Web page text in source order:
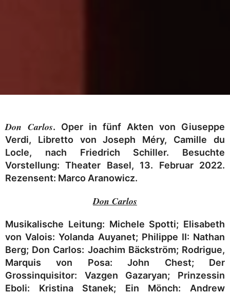
Don Carlos. Oper in fünf Akten von Giuseppe
Verdi, Libretto von Joseph Méry, Camille du
Locle, nach Friedrich Schiller. Besuchte
Vorstellung: Theater Basel, 13. Februar 2022.
Rezensent: Marco Aranowicz.
Don Carlos
Musikalische Leitung: Michele Spotti; Elisabeth
von Valois:Yolanda Auyanet; Philippe II: Nathan
Berg; Don Carlos: Joachim Bäckström; Rodrigue,
Marquis von Posa:John Chest; Der
Grossinquisitor: Vazgen Gazaryan; Prinzessin
Eboli: Kristina Stanek; Ein Mönch: Andrew